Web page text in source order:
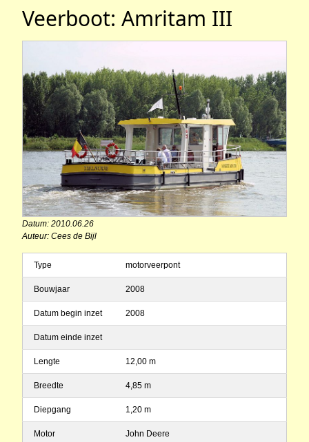
Veerboot: Amritam III
Datum: 2010.06.26
Auteur: Cees de Bijl
Type motorveerpont
Bouwjaar 2008
Datum begin inzet 2008
Datum einde inzet
Lengte 12,00 m
Breedte 4,85 m
Diepgang 1,20 m
Motor John Deere